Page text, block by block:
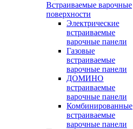
Встраиваемые варочные
поверхности
Электрические
встраиваемые
варочные панели
Газовые
встраиваемые
варочные панели
ДОМИНО
встраиваемые
варочные панели
Комбинированные
встраиваемые
варочные панели